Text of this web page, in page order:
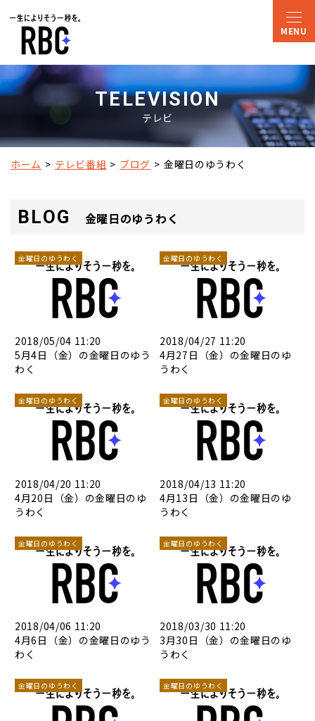
TELEVISION
テレビ
ホーム テレビ番組 ブログ 金曜日のゆうわく
BLOG 金曜日のゆうわく
金曜日のゆうわく
2018/05/04 11:20
5月4日（金）の金曜日のゆう
わく
金曜日のゆうわく
2018/04/27 11:20
4月27日（金）の金曜日のゆ
うわく
金曜日のゆうわく
2018/04/20 11:20
4月20日（金）の金曜日のゆ
うわく
金曜日のゆうわく
2018/04/13 11:20
4月13日（金）の金曜日のゆ
うわく
金曜日のゆうわく
2018/04/06 11:20
4月6日（金）の金曜日のゆう
わく
金曜日のゆうわく
2018/03/30 11:20
3月30日（金）の金曜日のゆ
うわく
金曜日のゆうわく 金曜日のゆうわく